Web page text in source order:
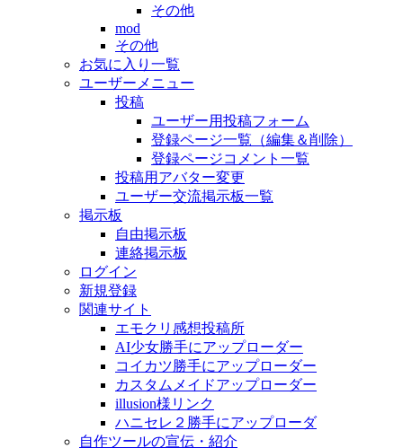
その他
mod
その他
お気に入り一覧
ユーザーメニュー
投稿
ユーザー用投稿フォーム
登録ページ一覧（編集＆削除）
登録ページコメント一覧
投稿用アバター変更
ユーザー交流掲示板一覧
掲示板
自由掲示板
連絡掲示板
ログイン
新規登録
関連サイト
エモクリ感想投稿所
AI少女勝手にアップローダー
コイカツ勝手にアップローダー
カスタムメイドアップローダー
illusion様リンク
ハニセレ２勝手にアップローダ
自作ツールの宣伝・紹介